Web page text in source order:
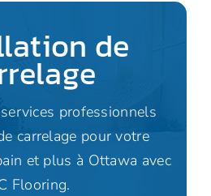
de
professionnels
carrelage pour votre
et plus à Ottawa avec
Flooring.